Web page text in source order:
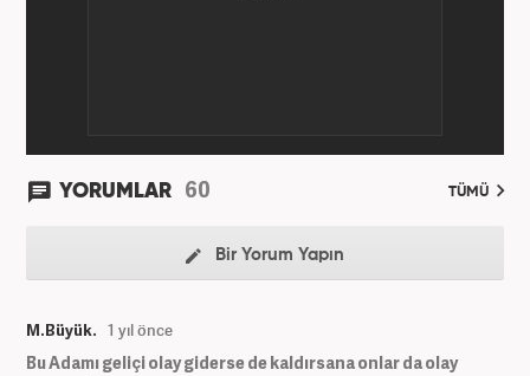
YORUMLAR 60 TÜMÜ
Bir Yorum Yapın
M.Büyük. 1 yıl önce
Bu Adamı geliçi olay giderse de kaldırsana onlar da olay